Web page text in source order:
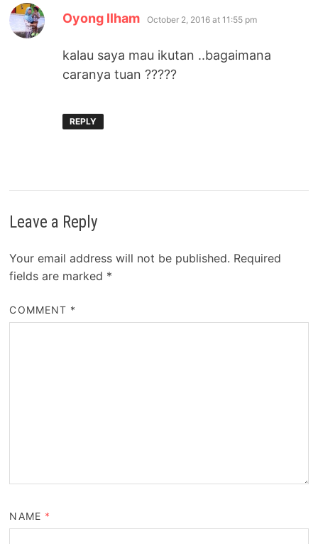
Oyong Ilham says:
October 2, 2016 at 11:55 pm
kalau saya mau ikutan ..bagaimana
caranya tuan ?????
REPLY
Leave a Reply
Your email address will not be published. Required
fields are marked *
COMMENT *
NAME *